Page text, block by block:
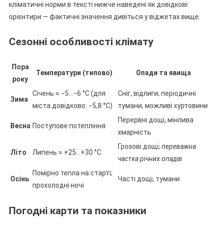
кліматичні норми в тексті нижче наведені як довідкові
орієнтири — фактичні значення дивіться у віджетах вище.
Сезонні особливості клімату
Пора
року
Температури (типово) Опади та явища
Зима
Січень ≈ −5…−6 °C (для
міста довідково: −5,8 °C)
Сніг, відлиги; періодичні
тумани, можливі хуртовини
Весна Поступове потепління
Перервні дощі, мінлива
хмарність
Літо Липень ≈ +25…+30 °C
Грозові дощі; переважна
частка річних опадів
Осінь
Помірно тепла на старті;
прохолодні ночі
Часті дощі, тумани
Погодні карти та показники